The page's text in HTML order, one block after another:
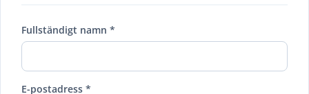
Fullständigt namn *
E-postadress *